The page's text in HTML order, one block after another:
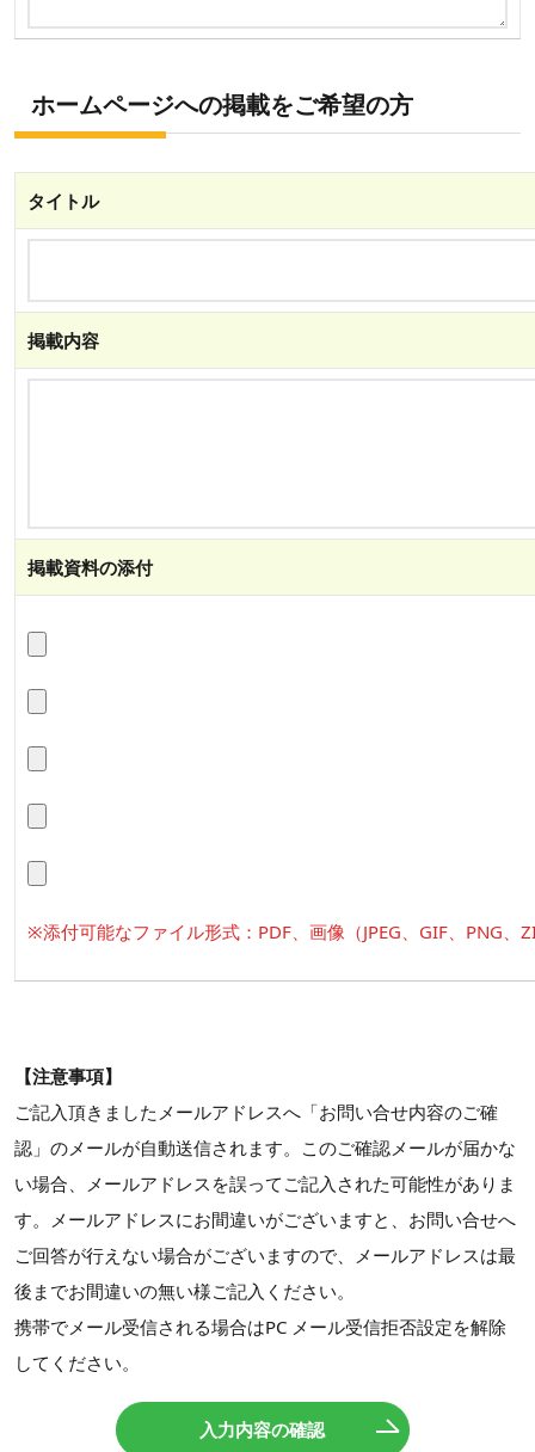
ホームページへの掲載をご希望の方
タイトル
掲載内容
掲載資料の添付
※添付可能なファイル形式：PDF、画像（JPEG、GIF、PNG
【注意事項】
ご記入頂きましたメールアドレスへ「お問い合せ内容のご確
認」のメールが自動送信されます。このご確認メールが届かな
い場合、メールアドレスを誤ってご記入された可能性がありま
す。メールアドレスにお間違いがございますと、お問い合せへ
ご回答が行えない場合がございますので、メールアドレスは最
後までお間違いの無い様ご記入ください。
携帯でメール受信される場合はPC メール受信拒否設定を解除
してください。
入力内容の確認